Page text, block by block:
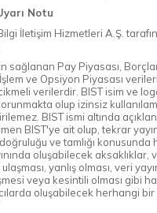
Notu
İletişim Hizmetleri A.Ş.
sağlanan Pay Piyasası,
ve Opsiyon Piyasası
verilerdir. BIST isim ve
olup izinsiz
BIST ismi altında
BIST'ye ait olup, tekrar
ve tamlığı
oluşabilecek aksaklıklar,
yanlış olması, veri
veya kesintili olması gibi
oluşabilecek herhangi